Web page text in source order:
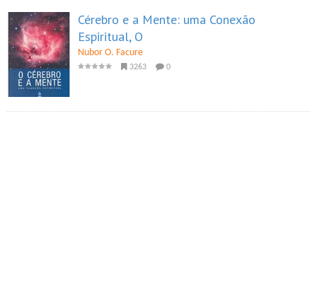
Cérebro e a Mente: uma Conexão
Espiritual, O
Nubor O. Facure
3263 0